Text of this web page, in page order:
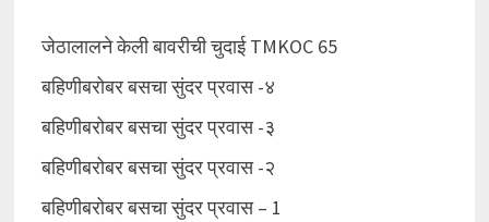
जेठालालने केली बावरीची चुदाई TMKOC 65
बहिणीबरोबर बसचा सुंदर प्रवास -४
बहिणीबरोबर बसचा सुंदर प्रवास -३
बहिणीबरोबर बसचा सुंदर प्रवास -२
बहिणीबरोबर बसचा सुंदर प्रवास – 1